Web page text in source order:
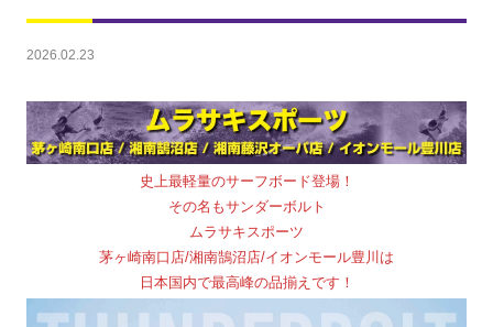
2026.02.23
史上最軽量のサーフボード登場！
その名もサンダーボルト
ムラサキスポーツ
茅ヶ崎南口店/湘南鵠沼店/イオンモール豊川は
日本国内で最高峰の品揃えです！